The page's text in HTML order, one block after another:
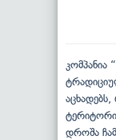
კომპანია
დროშა